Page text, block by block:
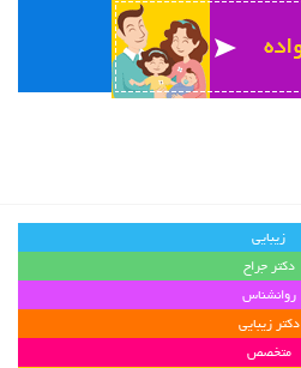
زیبایی
دکتر جراح
روانشناس
دکتر زیبایی
متخصص